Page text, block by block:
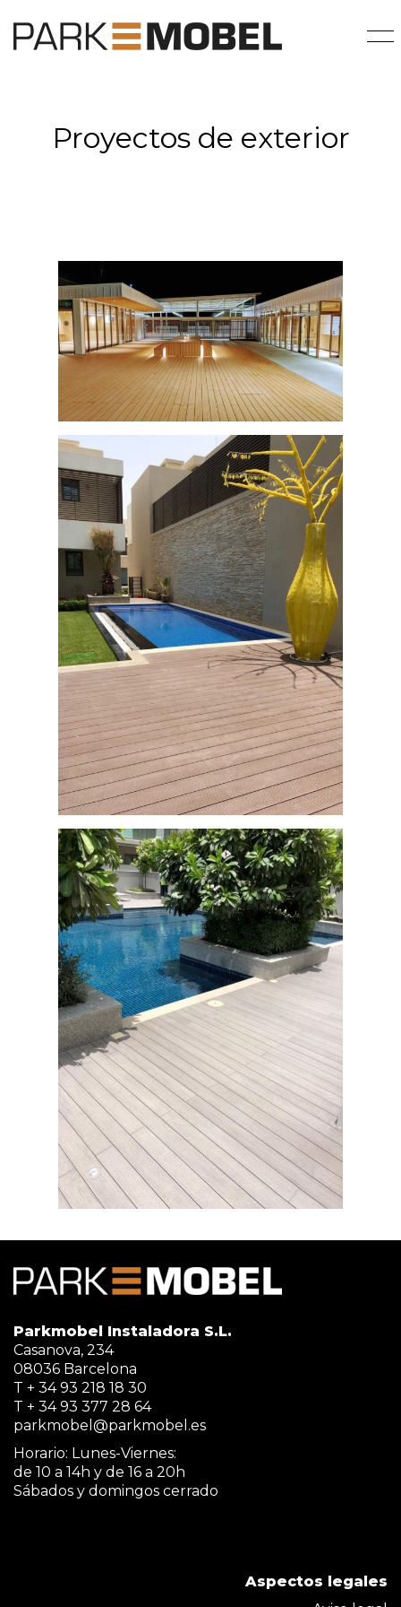
Proyectos de exterior
Parkmobel Instaladora S.L.
Casanova, 234
08036 Barcelona
T + 34 93 218 18 30
T + 34 93 377 28 64
parkmobel@parkmobel.es
Horario: Lunes-Viernes:
de 10 a 14h y de 16 a 20h
Sábados y domingos cerrado
Aspectos legales